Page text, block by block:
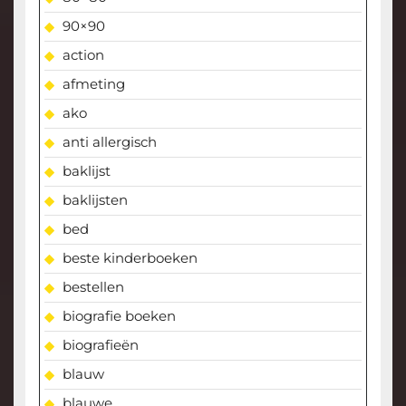
90×90
action
afmeting
ako
anti allergisch
baklijst
baklijsten
bed
beste kinderboeken
bestellen
biografie boeken
biografieën
blauw